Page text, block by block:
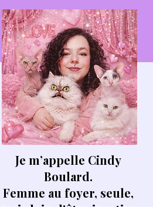
Je m’appelle Cindy
Boulard.
Femme au foyer, seule,